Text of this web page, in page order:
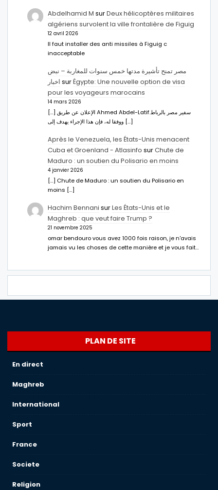
Abdelhamid M surDeux hélicoptères militaires
algériens survolent la ville frontalière de Figuig
12 avril 2026
Il faut installer des anti missiles à Figuig c
inacceptable
مصر تمنح تأشيرة مدتها خمس سنوات للمغاربة – نبض
اخبار surÉgypte: Une nouvelle option de visa
pour les voyageurs marocains
14 mars 2026
[…] الإعلان عن طريق Ahmed Abdel-Latifسفير مصر بالرباط.
ووفقا له، فإن هذا الإجراء يهدف إلى […]
Après le Venezuela, les États-Unis menacent
Cuba et Groenland - Atlasinfo surChute de
Maduro : un soutien du Polisario en moins
4 janvier 2026
[…] Chute de Maduro : un soutien du Polisario en
moins […]
Hachim Bennani surLes États-Unis et le
Maghreb : que veut faire Trump ?
21 novembre 2025
omar bendouro vous avez 1000 fois raison, je n'avais
jamais vu les choses de cette manière et je vous fait…
PLAN DE SITE
En direct
Maghreb
International
Sport
France
Societe
Religion